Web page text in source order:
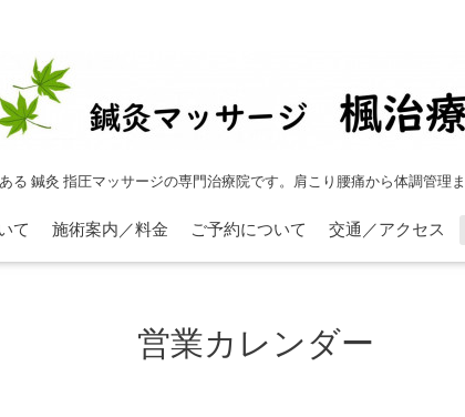
る 鍼灸 指圧マッサージの専門治療院です。肩こり腰痛から体調管理
て 施術案内／料金 ご予約について 交通／アクセス
営業カレンダー